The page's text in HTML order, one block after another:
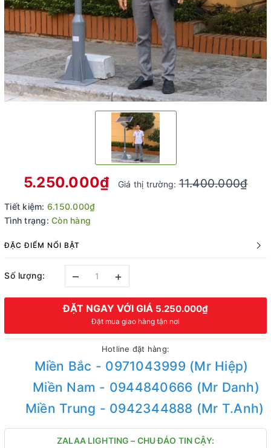
5.250.000₫ Giá thị trường:11.400.000₫
Tiết kiệm: 6.150.000₫
Tình trạng: Còn hàng
ĐẶC ĐIỂM NỔI BẬT
Số lượng: – +
ĐẶT NGAY VỚI GIÁ 5.250.000₫
Đặt mua giao hàng tận nơi
Hotline đặt hàng:
Miền Bắc - 0971043999 (Mr Hiệp)
Miền Nam - 0944840666 (Mr Danh)
Miền Trung - 0942344888 (Mr T.Anh)
ZALAA LIGHTING – CHU ĐÁO TIN CẬY: